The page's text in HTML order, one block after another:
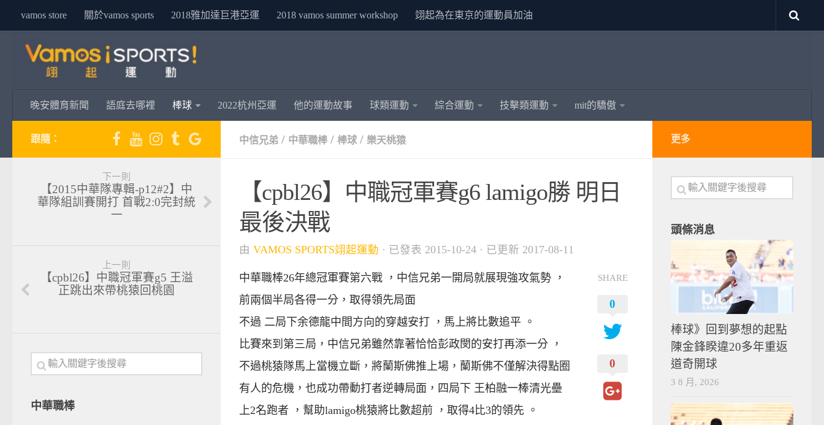
vamos store 關於vamos sports 2018雅加達巨港亞運 2018 vamos summer workshop 翊起為在東京的運動員加油
晚安體育新聞 語庭去哪裡 棒球 2022杭州亞運 他的運動故事 球類運動 綜合運動 技擊類運動 mit的驕傲
中信兄弟 / 中華職棒 / 棒球 / 樂天桃猿
【cpbl26】中職冠軍賽g6 lamigo勝 明日
最後決戰
由 VAMOS SPORTS翊起運動 · 已發表 2015-10-24 · 已更新 2017-08-11
中華職棒26年總冠軍賽第六戰 ，中信兄弟一開局就展現強攻氣勢 ，
前兩個半局各得一分，取得領先局面
不過 二局下余德龍中間方向的穿越安打 ，馬上將比數追平 。
比賽來到第三局，中信兄弟雖然靠著恰恰彭政閔的安打再添一分 ，
不過桃猿隊馬上當機立斷，將蘭斯佛推上場，蘭斯佛不僅解決得點圈
有人的危機，也成功帶動打者逆轉局面，四局下 王柏融一棒清光壘
上2名跑者 ，幫助lamigo桃猿將比數超前 ，取得4比3的領先 。
SHARE
0
0
跟隨：
下一則
【2015中華隊專輯-p12#2】中
華隊組訓賽開打 首戰2:0完封統
一
上一則
【cpbl26】中職冠軍賽g5 王溢
正跳出來帶桃猿回桃園
中華職棒
更多
頭條消息
棒球》回到夢想的起點
陳金鋒睽違20多年重返
道奇開球
3 8 月, 2026